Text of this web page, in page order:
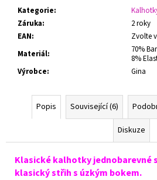
Kategorie:
Záruka:
2 roky
EAN:
Zvolte
Materiál:
70%
8%
Výrobce: Gina
Popis Související (6)
Diskuze
Klasické kalhotky jednobarevné
klasický střih s úzkým bokem.
729
Kč